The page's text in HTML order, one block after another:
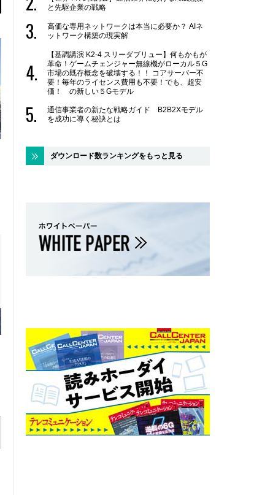
と先駆企業の戦略
高価な専用ネットワークは本当に必要か？ AIネ
ットワーク構築の現実解
【基調講演 K2-4 スリーダブリュー】何もかもが
革命！ゲームチェンジャー無線機がローカル５G
市場の既存概念を破壊する！！ コアサーバー不
要！毎年のライセンス費用も不要！でも、超安
価！ の新しい５Gモデル
通信事業者の新たな戦略ガイド B2B2Xモデル
を成功に導く秘訣とは
ダウンロード数ランキングをもっと見る